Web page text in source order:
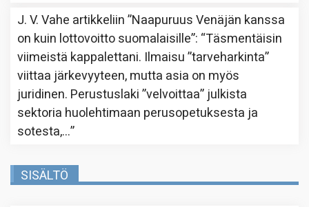
J. V. Vahe artikkeliin”Naapuruus Venäjän kanssa
on kuin lottovoitto suomalaisille”: “Täsmentäisin
viimeistä kappalettani. Ilmaisu ”tarveharkinta”
viittaa järkevyyteen, mutta asia on myös
juridinen. Perustuslaki ”velvoittaa” julkista
sektoria huolehtimaan perusopetuksesta ja
sotesta,…”
SISÄLTÖ